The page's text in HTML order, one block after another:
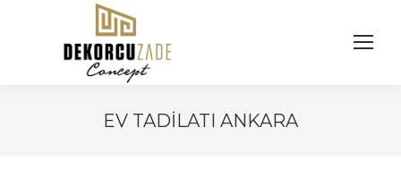
EV TADILATI ANKARA